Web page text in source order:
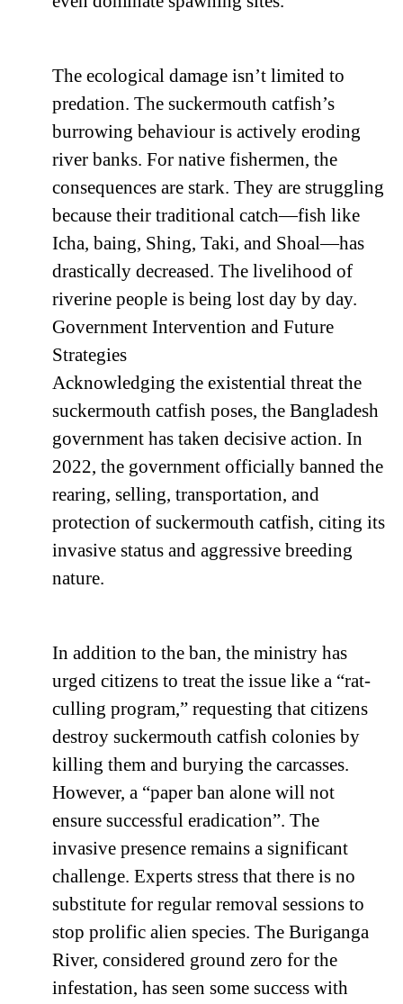
The ecological damage isn’t limited to
predation. The suckermouth catfish’s
burrowing behaviour is actively eroding
river banks. For native fishermen, the
consequences are stark. They are struggling
because their traditional catch—fish like
Icha, baing, Shing, Taki, and Shoal—has
drastically decreased. The livelihood of
riverine people is being lost day by day.
Government Intervention and Future
Strategies
Acknowledging the existential threat the
suckermouth catfish poses, the Bangladesh
government has taken decisive action. In
2022, the government officially banned the
rearing, selling, transportation, and
protection of suckermouth catfish, citing its
invasive status and aggressive breeding
nature.
In addition to the ban, the ministry has
urged citizens to treat the issue like a “rat-
culling program,” requesting that citizens
destroy suckermouth catfish colonies by
killing them and burying the carcasses.
However, a “paper ban alone will not
ensure successful eradication”. The
invasive presence remains a significant
challenge. Experts stress that there is no
substitute for regular removal sessions to
stop prolific alien species. The Buriganga
River, considered ground zero for the
infestation, has seen some success with